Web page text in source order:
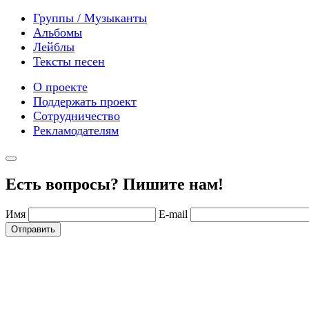
Группы / Музыканты
Альбомы
Лейблы
Тексты песен
О проекте
Поддержать проект
Сотрудничество
Рекламодателям
Есть вопросы? Пишите нам!
Имя E-mail